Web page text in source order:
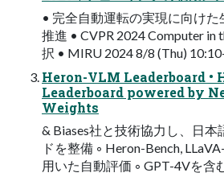
• 完全⾃動運転の実現に向け
推進 • CVPR 2024 Computer in
択 • MIRU 2024 8/8 (Thu)
Heron-VLM Leaderboard •
Leaderboard powered by
Weights
& Biases社と技術協⼒し、⽇
ドを整備 ◦ Heron-Bench,
⽤いた⾃動評価 ◦ GPT-4Vを含